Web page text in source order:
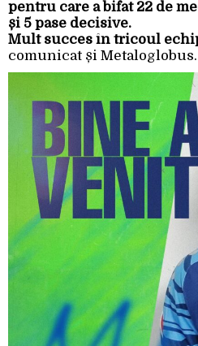
pentru care a bifat 22 de
și 5 pase decisive.
Mult succes în tricoul
comunicat și Metaloglobus.